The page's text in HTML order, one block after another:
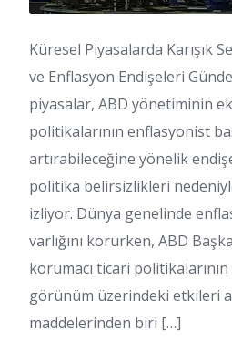
Küresel Piyasalarda Karışık
ve Enflasyon Endişeleri
piyasalar, ABD yönetiminin
politikalarının enflasyonist
artırabileceğine yönelik
politika belirsizlikleri
izliyor. Dünya genelinde
varlığını korurken, ABD
korumacı ticari
görünüm üzerindeki etkileri
maddelerinden biri […]